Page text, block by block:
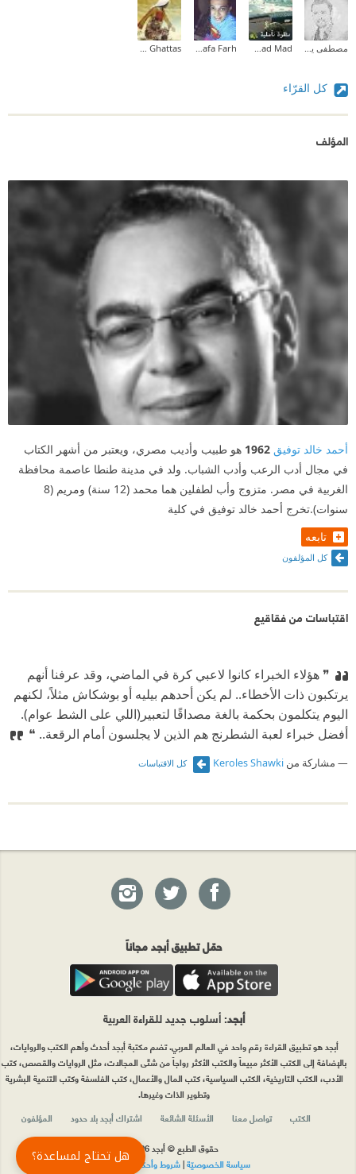
مصطفى يحيى Fatmad Mad
Mostafa Farh
Hala Ghattas
كل القرّاء
المؤلف
أحمد خالد توفيق 1962 هو طبيب وأديب مصري، ويعتبر من أشهر الكتاب
في مجال أدب الرعب وأدب الشباب. ولد في مدينة طنطا عاصمة محافظة
الغربية في مصر. متزوج وأب لطفلين هما محمد (12 سنة) ومريم (8
سنوات).تخرج أحمد خالد توفيق في كلية
تابعه
كل المؤلفون
اقتباسات من فقاقيع
❞ هؤلاء الخبراء كانوا لاعبي كرة في الماضي، وقد عرفنا أنهم
يرتكبون ذات الأخطاء.. لم يكن أحدهم بيليه أو بوشكاش مثلاً، لكنهم
اليوم يتكلمون بحكمة بالغة مصداقًا لتعبير(اللي على الشط عوام).
أفضل خبراء لعبة الشطرنج هم الذين لا يجلسون أمام الرقعة.. ❝
مشاركة من Keroles Shawki كل الاقتباسات
حمّل تطبيق أبجد مجاناً
أبجد: أسلوب جديد للقراءة العربية
أبجد هو تطبيق القراءة رقم واحد في العالم العربي. تضم مكتبة أبجد أحدث وأهم الكتب والروايات،
بالإضافة إلى الكتب الأكثر مبيعاً والكتب الأكثر رواجاً من شتّى المجالات، مثل الروايات والقصص، كتب
الأدب، الكتب التاريخية، الكتب السياسية، كتب المال والأعمال، كتب الفلسفة وكتب التنمية البشرية
وتطوير الذات وغيرها.
الكتب
تواصل معنا الأسئلة الشائعة اشتراك أبجد بلا حدود
المؤلفون
حقوق الطبع © أبجد 2026
سياسة الخصوصيّة|شروط وأحكام الاستخدامهل تحتاج لمساعدة؟